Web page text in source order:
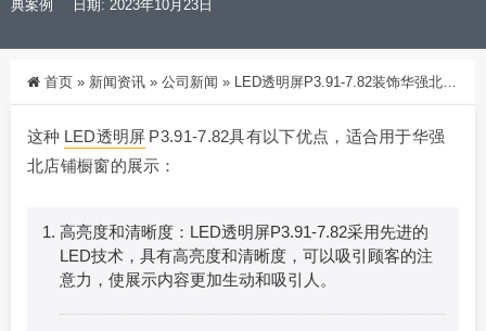
典案例
日期: 2023年10月23日
首页 » 新闻资讯 » 公司新闻 » LED透明屏P3.91-7.82装饰华强北店铺橱窗，对外显示亮度高
这种 LED透明屏 P3.91-7.82具有以下优点，适合用于华强
北店铺橱窗的展示：
高亮度和清晰度：LED透明屏P3.91-7.82采用先进的
LED技术，具有高亮度和清晰度，可以吸引顾客的注
意力，使展示内容更加生动和吸引人。